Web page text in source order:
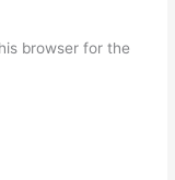
browser for the